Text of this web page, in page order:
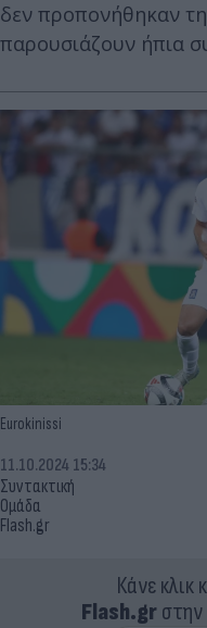
δεν προπονήθηκαν
παρουσιάζουν ήπια
Eurokinissi
Συντακτική
Ομάδα
Flash.gr
11.10.2024 15:34
Κάνε κλικ
Flash.gr